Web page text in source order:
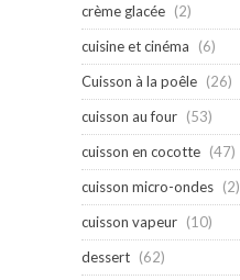
crème glacée (2)
cuisine et cinéma
(6)
Cuisson à la poêle (26)
cuisson au four (53)
cuisson en cocotte (47)
cuisson micro-ondes (2)
cuisson vapeur (10)
dessert (62)